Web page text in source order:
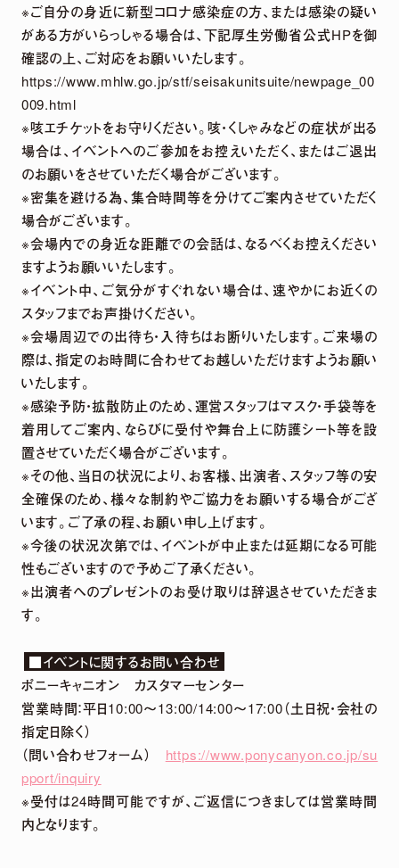
※ご自分の身近に新型コロナ感染症の方、または感染の疑い
がある方がいらっしゃる場合は、下記厚生労働省公式HPを御
確認の上、ご対応をお願いいたします。
https://www.mhlw.go.jp/stf/seisakunitsuite/newpage_00
009.html
※咳エチケットをお守りください。咳・くしゃみなどの症状が出る
場合は、イベントへのご参加をお控えいただく、またはご退出
のお願いをさせていただく場合がございます。
※密集を避ける為、集合時間等を分けてご案内させていただく
場合がございます。
※会場内での身近な距離での会話は、なるべくお控えください
ますようお願いいたします。
※イベント中、ご気分がすぐれない場合は、速やかにお近くの
スタッフまでお声掛けください。
※会場周辺での出待ち・入待ちはお断りいたします。ご来場の
際は、指定のお時間に合わせてお越しいただけますようお願い
いたします。
※感染予防・拡散防止のため、運営スタッフはマスク・手袋等を
着用してご案内、ならびに受付や舞台上に防護シート等を設
置させていただく場合がございます。
※その他、当日の状況により、お客様、出演者、スタッフ等の安
全確保のため、様々な制約やご協力をお願いする場合がござ
います。ご了承の程、お願い申し上げます。
※今後の状況次第では、イベントが中止または延期になる可能
性もございますので予めご了承ください。
※出演者へのプレゼントのお受け取りは辞退させていただきま
す。
■イベントに関するお問い合わせ
ポニーキャニオン カスタマーセンター
営業時間：平日10:00～13:00/14:00～17:00（土日祝・会社の
指定日除く）
（問い合わせフォーム） https://www.ponycanyon.co.jp/su
pport/inquiry
※受付は24時間可能ですが、ご返信につきましては営業時間
内となります。